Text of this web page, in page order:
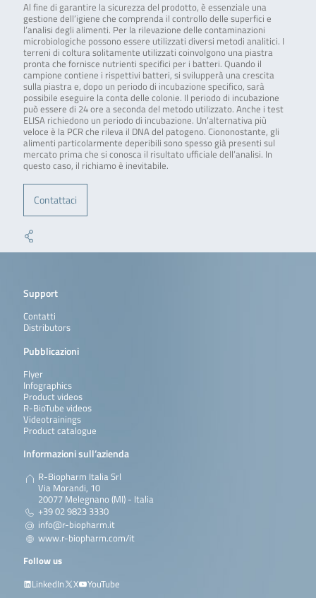
Al fine di garantire la sicurezza del prodotto, è essenziale una
gestione dell’igiene che comprenda il controllo delle superfici e
l’analisi degli alimenti. Per la rilevazione delle contaminazioni
microbiologiche possono essere utilizzati diversi metodi analitici. I
terreni di coltura solitamente utilizzati coinvolgono una piastra
pronta che fornisce nutrienti specifici per i batteri. Quando il
campione contiene i rispettivi batteri, si svilupperà una crescita
sulla piastra e, dopo un periodo di incubazione specifico, sarà
possibile eseguire la conta delle colonie. Il periodo di incubazione
può essere di 24 ore a seconda del metodo utilizzato. Anche i test
ELISA richiedono un periodo di incubazione. Un’alternativa più
veloce è la PCR che rileva il DNA del patogeno. Ciononostante, gli
alimenti particolarmente deperibili sono spesso già presenti sul
mercato prima che si conosca il risultato ufficiale dell’analisi. In
questo caso, il richiamo è inevitabile.
Contattaci
Support
Contatti
Distributors
Pubblicazioni
Flyer
Infographics
Product videos
R-BioTube videos
Videotrainings
Product catalogue
Informazioni sull’azienda
R-Biopharm Italia Srl
Via Morandi, 10
20077 Melegnano (MI) - Italia
+39 02 9823 3330
info@r-biopharm.it
www.r-biopharm.com/it
Follow us
LinkedIn
X YouTube